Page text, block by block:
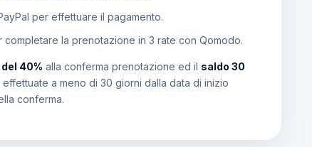
per effettuare il pagamento.
completare la prenotazione in 3 rate con Qomodo.
40% alla conferma prenotazione ed il saldo 30
a meno di 30 giorni dalla data di inizio
conferma.